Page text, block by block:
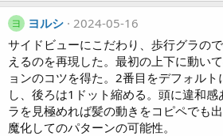
ヨ ヨルシ 2024-05-16
サイドビューにこだわり、歩行グラの
えるのを再現した。最初の上下に動い
ョンのコツを得た。2番目をデフォル
し、後ろは1ドット縮める。頭に違和
ラを見極めれば髪の動きをコピペでも
魔化してのパターンの可能性。